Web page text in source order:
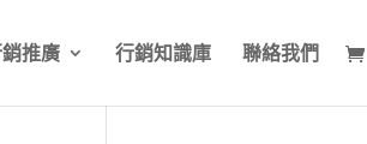
推廣 行銷知識庫 聯絡我們